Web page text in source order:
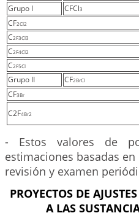
Grupo I
CFCl3
CF2Cl2
C2F3Cl3
C2F4Cl2
C2F5Cl
Grupo II
CF2BrCl
CF3Br
C2F4Br2
- Estos valores de
estimaciones basadas
revisión y examen
PROYECTOS DE
A LAS